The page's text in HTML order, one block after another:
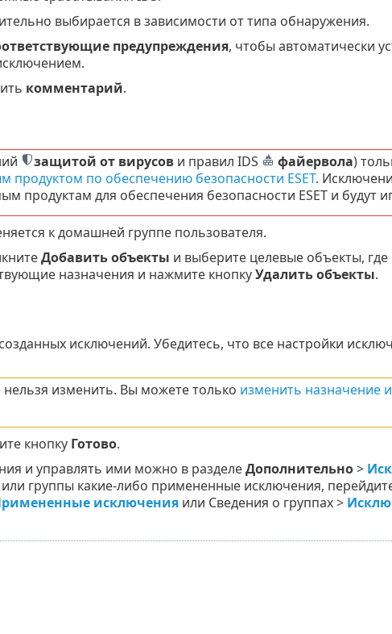
выбирается в зависимости от типа обнаружения.
предупреждения, чтобы автоматически
комментарий.
защитой от вирусови правил IDS файервола)
продуктом по обеспечению безопасности ESET.
продуктам для обеспечения безопасности ESET и будут
к домашней группе пользователя.
Добавить объекты и выберите целевые объекты,
назначения и нажмите кнопкуУдалить объекты.
исключений. Убедитесь, что все настройки
изменить. Вы можете только изменить назначение
кнопку Готово.
и управлять ими можно в разделеДополнительно>
группы какие-либо примененные исключения,
исключенияили Сведения о группах >